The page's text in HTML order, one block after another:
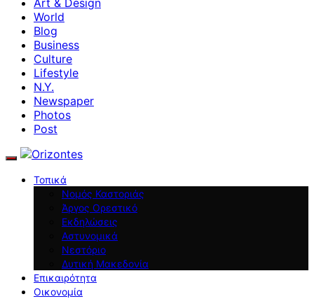
Art & Design
World
Blog
Business
Culture
Lifestyle
N.Y.
Newspaper
Photos
Post
Τοπικά
Νομός Καστοριάς
Άργος Ορεστικό
Εκδηλώσεις
Αστυνομικά
Νεστόριο
Δυτική Μακεδονία
Επικαιρότητα
Οικονομία